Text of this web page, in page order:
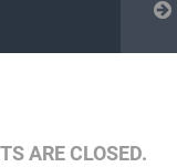
ARE CLOSED.